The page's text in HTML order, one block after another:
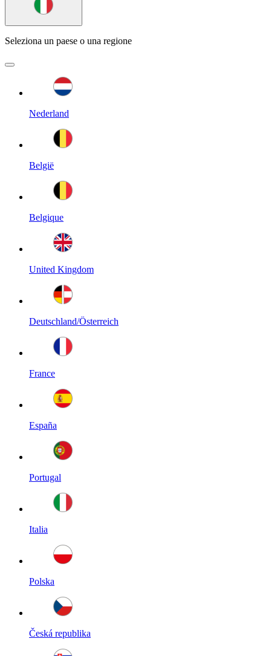
Seleziona un paese o una regione
Nederland
België
Belgique
United Kingdom
Deutschland/Österreich
France
España
Portugal
Italia
Polska
Česká republika